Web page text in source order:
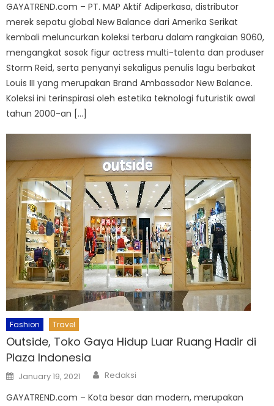
GAYATREND.com – PT. MAP Aktif Adiperkasa, distributor
merek sepatu global New Balance dari Amerika Serikat
kembali meluncurkan koleksi terbaru dalam rangkaian 9060,
mengangkat sosok figur actress multi-talenta dan produser
Storm Reid, serta penyanyi sekaligus penulis lagu berbakat
Louis III yang merupakan Brand Ambassador New Balance.
Koleksi ini terinspirasi oleh estetika teknologi futuristik awal
tahun 2000-an […]
Fashion Travel
Outside, Toko Gaya Hidup Luar Ruang Hadir di
Plaza Indonesia
Posted
on
January 19, 2021 Author
Redaksi
GAYATREND.com – Kota besar dan modern, merupakan